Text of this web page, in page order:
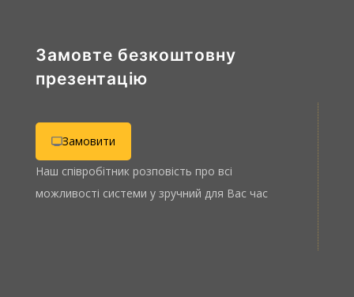
Замовте безкоштовну
презентацію
Замовити
Наш співробітник розповість про всі
можливості системи у зручний для Вас час